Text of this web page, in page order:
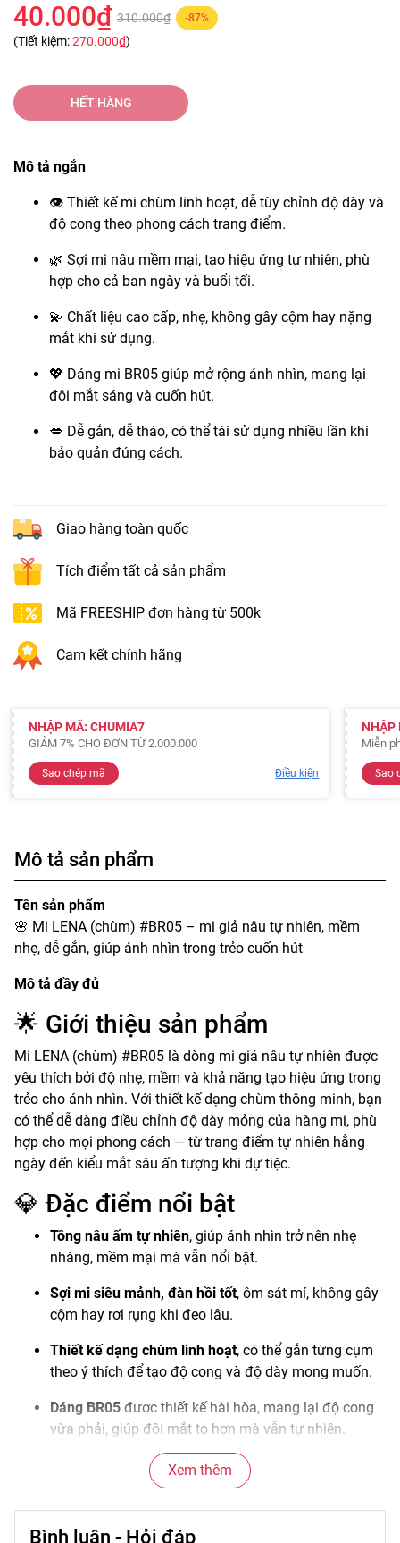
40.000₫ 310.000₫ -87%
(Tiết kiệm:270.000₫)
HẾT HÀNG
Mô tả ngắn
👁️ Thiết kế mi chùm linh hoạt, dễ tùy chỉnh độ dày và
độ cong theo phong cách trang điểm.
🌿 Sợi mi nâu mềm mại, tạo hiệu ứng tự nhiên, phù
hợp cho cả ban ngày và buổi tối.
💫 Chất liệu cao cấp, nhẹ, không gây cộm hay nặng
mắt khi sử dụng.
💖 Dáng mi BR05 giúp mở rộng ánh nhìn, mang lại
đôi mắt sáng và cuốn hút.
💋 Dễ gắn, dễ tháo, có thể tái sử dụng nhiều lần khi
bảo quản đúng cách.
Giao hàng toàn quốc
Tích điểm tất cả sản phẩm
Mã FREESHIP đơn hàng từ 500k
Cam kết chính hãng
NHẬP MÃ: CHUMIA7
GIẢM 7% CHO ĐƠN TỪ 2.000.000
Sao chép mã Điều kiện
NHẬP
Miễn
Sao
Mô tả sản phẩm
Tên sản phẩm
🌸 Mi LENA (chùm) #BR05 – mi giả nâu tự nhiên, mềm
nhẹ, dễ gắn, giúp ánh nhìn trong trẻo cuốn hút
Mô tả đầy đủ
🌟 Giới thiệu sản phẩm
Mi LENA (chùm) #BR05 là dòng mi giả nâu tự nhiên được
yêu thích bởi độ nhẹ, mềm và khả năng tạo hiệu ứng trong
trẻo cho ánh nhìn. Với thiết kế dạng chùm thông minh, bạn
có thể dễ dàng điều chỉnh độ dày mỏng của hàng mi, phù
hợp cho mọi phong cách — từ trang điểm tự nhiên hằng
ngày đến kiểu mắt sâu ấn tượng khi dự tiệc.
💎 Đặc điểm nổi bật
Tông nâu ấm tự nhiên, giúp ánh nhìn trở nên nhẹ
nhàng, mềm mại mà vẫn nổi bật.
Sợi mi siêu mảnh, đàn hồi tốt, ôm sát mí, không gây
cộm hay rơi rụng khi đeo lâu.
Thiết kế dạng chùm linh hoạt, có thể gắn từng cụm
theo ý thích để tạo độ cong và độ dày mong muốn.
Dáng BR05 được thiết kế hài hòa, mang lại độ cong
vừa phải, giúp đôi mắt to hơn mà vẫn tự nhiên.
Dễ sử dụng và tháo rời, thích hợp cho cả người mới
học trang điểm lẫn chuyên viên makeup.
🌼 Công dụng / Ưu điểm
Xem thêm
Bình luận - Hỏi đáp